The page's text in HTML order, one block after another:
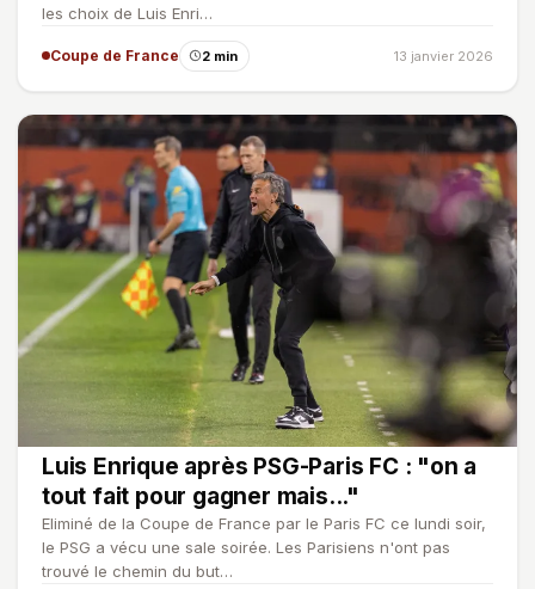
les choix de Luis Enri…
Coupe de France 2 min 13 janvier 2026
Luis Enrique après PSG-Paris FC : "on a
tout fait pour gagner mais..."
Eliminé de la Coupe de France par le Paris FC ce lundi soir,
le PSG a vécu une sale soirée. Les Parisiens n'ont pas
trouvé le chemin du but…